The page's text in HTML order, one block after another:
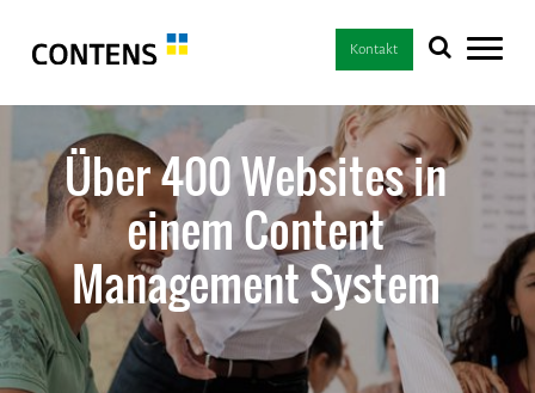
Kontakt
Über 400 Websites in
einem Content
Management System